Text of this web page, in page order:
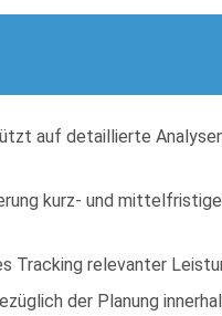
auf detaillierte
kurz- und
Tracking relevanter
der Planung